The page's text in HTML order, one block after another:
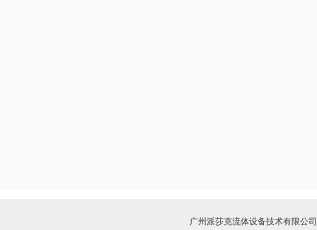
广州派莎克流体设备技术有限公司